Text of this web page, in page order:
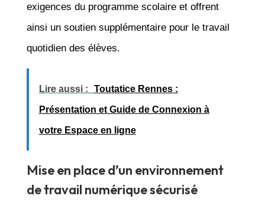
exigences du programme scolaire et offrent
ainsi un soutien supplémentaire pour le travail
quotidien des élèves.
Lire aussi : Toutatice Rennes :
Présentation et Guide de Connexion à
votre Espace en ligne
Mise en place d’un environnement
de travail numérique sécurisé